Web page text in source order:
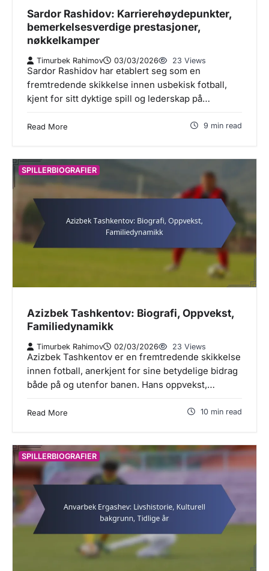
Sardor Rashidov: Karrierehøydepunkter,
bemerkelsesverdige prestasjoner,
nøkkelkamper
Timurbek Rahimov 03/03/2026 23 Views
Sardor Rashidov har etablert seg som en
fremtredende skikkelse innen usbekisk fotball,
kjent for sitt dyktige spill og lederskap på…
Read More 9 min read
SPILLERBIOGRAFIER
Azizbek Tashkentov: Biografi, Oppvekst,
Familiedynamikk
Timurbek Rahimov 02/03/2026 23 Views
Azizbek Tashkentov er en fremtredende skikkelse
innen fotball, anerkjent for sine betydelige bidrag
både på og utenfor banen. Hans oppvekst,…
Read More 10 min read
SPILLERBIOGRAFIER